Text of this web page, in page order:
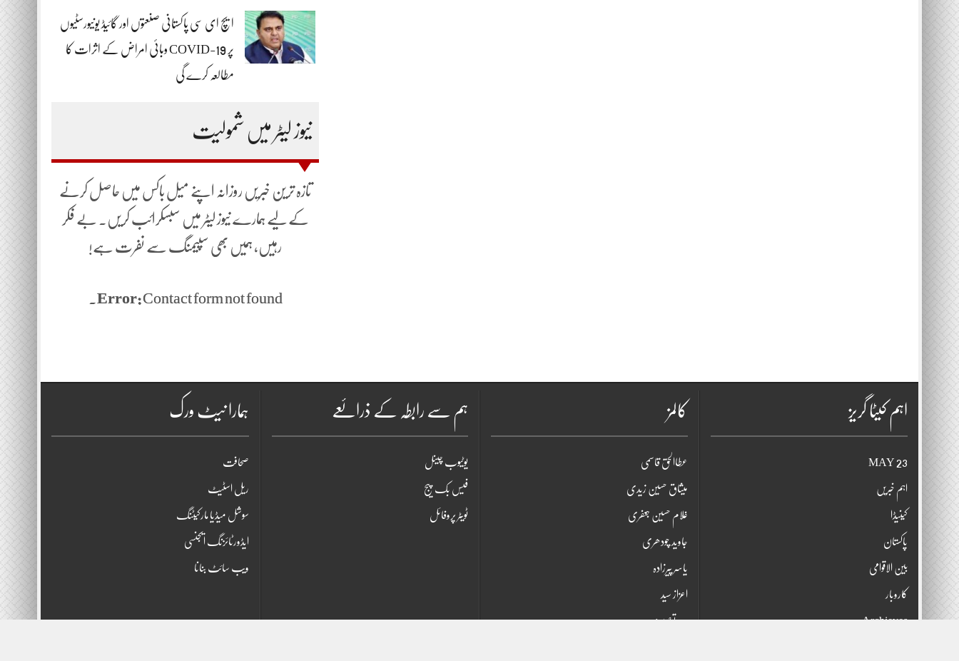
ایچ ای سی پاکستانی صنعتوں اور گائیڈ یونیورسٹیوں
پر COVID-19 وبائی امراض کے اثرات کا
مطالعہ کرے گی
نیوز لیٹر میں شمولیت
تازہ ترین خبریں روزانہ اپنے میل باکس میں حاصل کرنے
کے لیے ہمارے نیوز لیٹر میں سبسکرائب کریں۔ بے فکر
رہیں، ہمیں بھی سپیمنگ سے نفرت ہے!
Error:Contact form not found.
ہمارا نیٹ ورک
صحافت
ریل اسٹیٹ
سوشل میڈیا مارکیٹنگ
ایڈورٹائزنگ ایجنسی
ویب سائٹ بنانا
ہم سے رابطہ کے ذرائعے
یوٹیوب چینل
فیس بک پیج
ٹویٹر پروفائل
کالمز
عطاالحق قاسمی
میثاق حسین زیدی
غلام حسین جعفری
جاوید چودھری
یاسر پیرزادہ
اعزاز سید
سید توصیف
اہم کیٹا گریز
23 MAY
اہم خبریں
کینیڈا
پاکستان
بین الاقوامی
کاروبار
Archieves